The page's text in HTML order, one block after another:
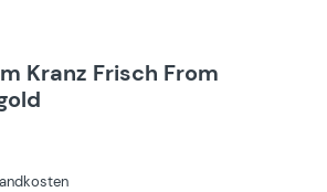
Kranz Frisch From